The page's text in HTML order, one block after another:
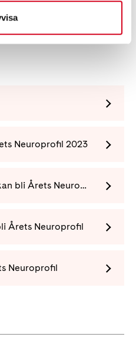
Neuroprofil 2023
Anders Svenningsson – kan bli Årets Neuroprofil
Årets Neuroprofil
Neuroprofil